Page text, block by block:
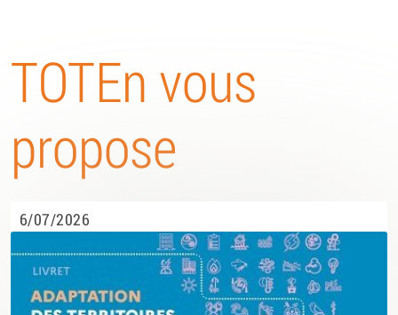
TOTEn vous
propose
6/07/2026